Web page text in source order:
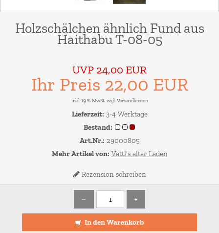
Holzschälchen ähnlich Fund aus
Haithabu T-08-05
UVP 24,00 EUR
Ihr Preis 22,00 EUR
inkl. 19 % MwSt. zzgl.Versandkosten
Lieferzeit: 3-4 Werktage
Bestand:
Art.Nr.: 29000805
Mehr Artikel von: Vattl's alter Laden
Rezension schreiben
– +
In den Warenkorb